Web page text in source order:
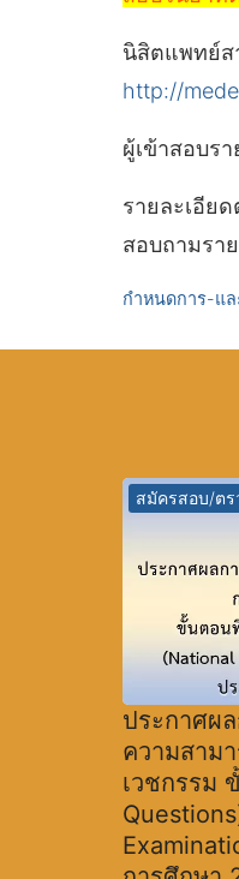
นิสิตแพทย์ส
http://
ผู้เข้าสอบร
รายละเอีย
สอบถามรา
กำหนดการ-แ
สมัครสอบ/ตร
ประกาศผ
ความสาม
เวชกรรม